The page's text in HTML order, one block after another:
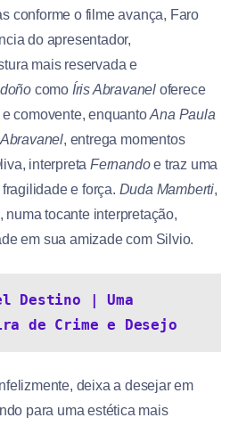
conforme o filme avança, Faro
do apresentador,
mais reservada e
como Íris Abravanel oferece
comovente, enquantoAna Paula
, entrega momentos
interpretaFernandoe traz uma
e força. Duda Mamberti,
, numa tocante interpretação,
em sua amizade com Silvio.
Destino | Uma
de Crime e Desejo
deixa a desejar em
para uma estética mais